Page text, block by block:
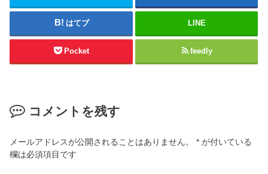
はてブ LINE
Pocket feedly
コメントを残す
メールアドレスが公開されることはありません。 * が付いている
欄は必須項目です